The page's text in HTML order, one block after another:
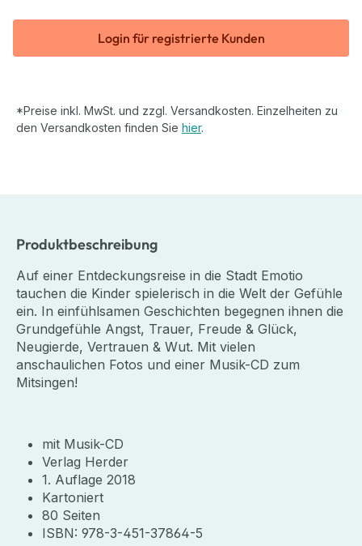
Login für registrierte Kunden
*Preise inkl. MwSt. und zzgl. Versandkosten. Einzelheiten zu
den Versandkosten finden Sie hier.
Produktbeschreibung
Auf einer Entdeckungsreise in die Stadt Emotio
tauchen die Kinder spielerisch in die Welt der Gefühle
ein. In einfühlsamen Geschichten begegnen ihnen die
Grundgefühle Angst, Trauer, Freude & Glück,
Neugierde, Vertrauen & Wut. Mit vielen
anschaulichen Fotos und einer Musik-CD zum
Mitsingen!
mit Musik-CD
Verlag Herder
1. Auflage 2018
Kartoniert
80 Seiten
ISBN: 978-3-451-37864-5